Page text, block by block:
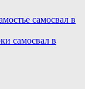
самосвал в
самосвал в